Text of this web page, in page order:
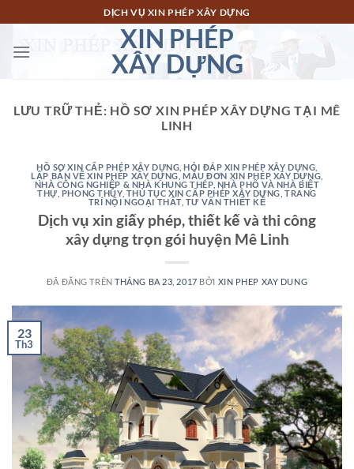
đến
nội
DỊCH VỤ XIN PHÉP XÂY DỰNG
XIN PHÉP
XÂY DỰNG
LƯU TRỮ THẺ: HỒ SƠ XIN PHÉP XÂY DỰNG TẠI MÊ
LINH
HỒ SƠ XIN CẤP PHÉP XÂY DỰNG ,HỎI ĐÁP XIN PHÉP XÂY DỰNG
LẬP BẢN VẼ XIN PHÉP XÂY DỰNG,MẪU ĐƠN XIN PHÉP XÂY DỰNG
NHÀ CÔNG NGHIỆP & NHÀ KHUNG THÉP, NHÀ PHỐ VÀ NHÀ BIỆT
THỰ PHONG THỦY, THỦ TỤC XIN CẤP PHÉP XÂY DỰNG ,TRANG
TRÍ NỘI NGOẠI THẤT, TƯ VẤN THIẾT KẾ
Dịch vụ xin giấy phép, thiết kế và thi công
xây dựng trọn gói huyện Mê Linh
ĐÃ ĐĂNG TRÊNTHÁNG BA 23, 2017 BỞI XIN PHEP XAY DUNG
23
Th3